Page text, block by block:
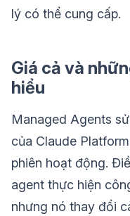
lý có thể cung cấp.
Giá cả và
hiểu
Managed Agents
của Claude
phiên hoạt động.
agent thực hiện
nhưng nó thay đổi